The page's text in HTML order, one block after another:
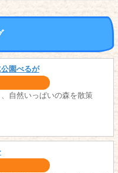
園べるが
自然いっぱいの森を散策